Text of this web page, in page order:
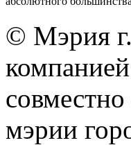
© Мэрия
компанией
мэрии